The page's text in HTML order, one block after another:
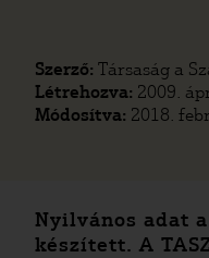
Szerző: Társaság a
Létrehozva: 2009.
Módosítva: 2018.
Nyilvános adat
készített. A